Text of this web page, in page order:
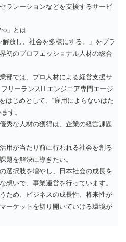
ラレーションなどを支援するサービ
」とは
解放し、社会を多様にする。」をブラ
初のプロフェッショナル人材の総合
部では、プロ人材による経営支援サ
リーランスITエンジニア専門エージ
はじめとして、“雇用によらないはた
す。
秀な人材の獲得は、企業の経営課題
用が当たり前に行われる社会を創る
題を解決に導きたい。
選択肢を増やし、日本社会の成長を
想いで、事業運営を行っています。
ため、ビジネスの成長性、将来性が
ーケットを切り開いていける環境が